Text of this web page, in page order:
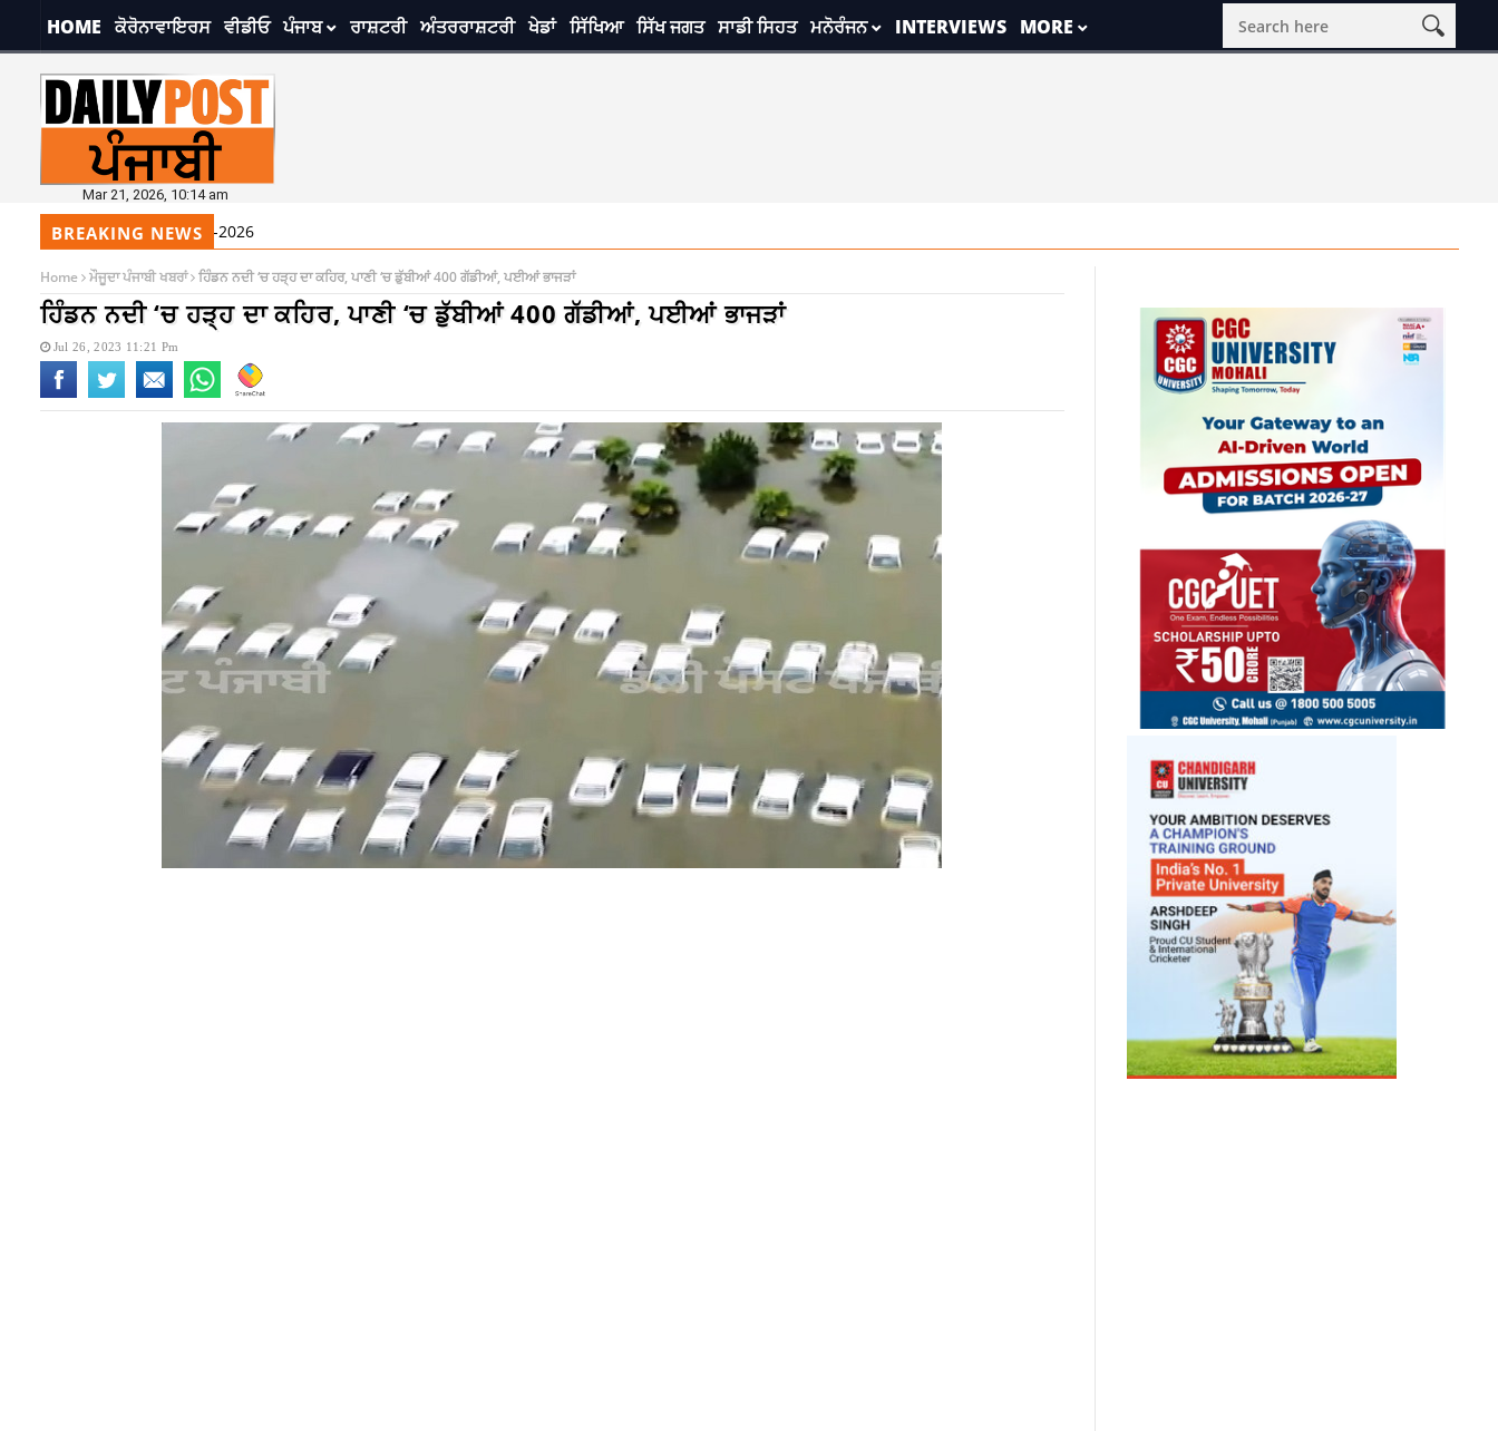
HOME ਕੋਰੋਨਾਵਾਇਰਸ ਵੀਡੀਓ ਪੰਜਾਬ ਰਾਸ਼ਟਰੀ ਅੰਤਰਰਾਸ਼ਟਰੀ ਖੇਡਾਂ ਸਿੱਖਿਆ ਸਿੱਖ ਜਗਤ ਸਾਡੀ ਸਿਹਤ ਮਨੋਰੰਜਨ INTERVIEWS MORE
Mar 21, 2026, 10:14 am
BREAKING NEWS9:41 am
Home ਮੌਜੂਦਾ ਪੰਜਾਬੀ ਖਬਰਾਂ ਹਿੰਡਨ ਨਦੀ ‘ਚ ਹੜ੍ਹ ਦਾ ਕਹਿਰ, ਪਾਣੀ ‘ਚ ਡੁੱਬੀਆਂ 400 ਗੱਡੀਆਂ, ਪਈਆਂ ਭਾਜੜਾਂ
ਹਿੰਡਨ ਨਦੀ ‘ਚ ਹੜ੍ਹ ਦਾ ਕਹਿਰ, ਪਾਣੀ ‘ਚ ਡੁੱਬੀਆਂ 400 ਗੱਡੀਆਂ, ਪਈਆਂ ਭਾਜੜਾਂ
Jul 26, 2023 11:21 Pm